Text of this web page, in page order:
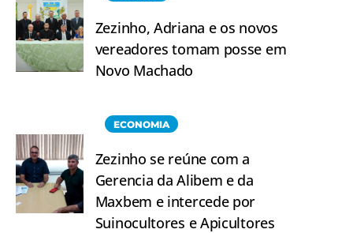
Zezinho, Adriana e os novos
vereadores tomam posse em
Novo Machado
ECONOMIA
Zezinho se reúne com a
Gerencia da Alibem e da
Maxbem e intercede por
Suinocultores e Apicultores